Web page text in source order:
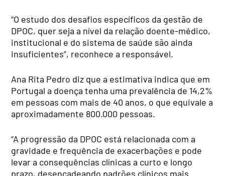
“O estudo dos desafios específicos da gestão de
DPOC, quer seja a nível da relação doente-médico,
institucional e do sistema de saúde são ainda
insuficientes”, reconhece a responsável.
Ana Rita Pedro diz que a estimativa indica que em
Portugal a doença tenha uma prevalência de 14,2%
em pessoas com mais de 40 anos, o que equivale a
aproximadamente 800.000 pessoas.
“A progressão da DPOC está relacionada com a
gravidade e frequência de exacerbações e pode
levar a consequências clínicas a curto e longo
prazo, desencadeando padrões clínicos mais